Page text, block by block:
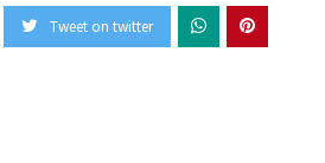
Tweet on twitter